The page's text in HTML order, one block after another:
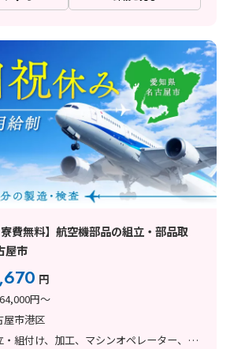
寮費無料】航空機部品の組立・部品取
屋市
円
円～
屋市港区
検査、組立・組付け、加工、マシンオペレーター、品質管理、メンテナンス・保全、フォークリフト、玉掛け・クレーン、ライン作業、鋳造・鍛造、立ち作業、溶接、塗装、バリ取り